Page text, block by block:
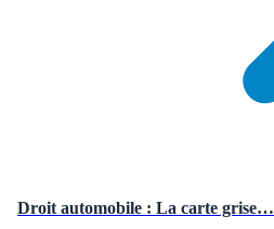
Droit automobile : La carte grise…